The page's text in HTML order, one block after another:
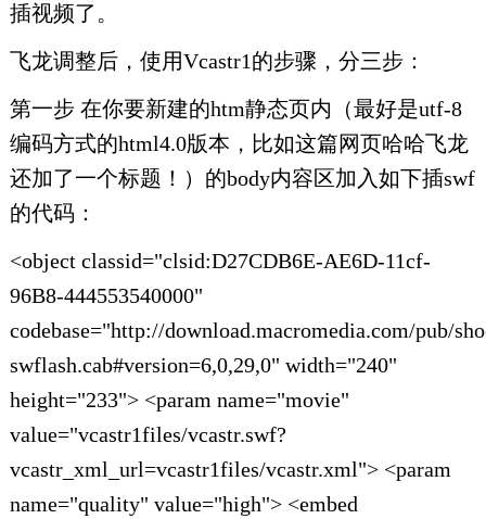
插视频了。
飞龙调整后，使用Vcastr1的步骤，分三步：
第一步 在你要新建的htm静态页内（最好是utf-8
编码方式的html4.0版本，比如这篇网页哈哈飞龙
还加了一个标题！）的body内容区加入如下插swf
的代码：
<object classid="clsid:D27CDB6E-AE6D-11cf-
96B8-444553540000"
codebase="http://download.macromedia.com/pub/
swflash.cab#version=6,0,29,0" width="240"
height="233"> <param name="movie"
value="vcastr1files/vcastr.swf?
vcastr_xml_url=vcastr1files/vcastr.xml"> <param
name="quality" value="high"> <embed